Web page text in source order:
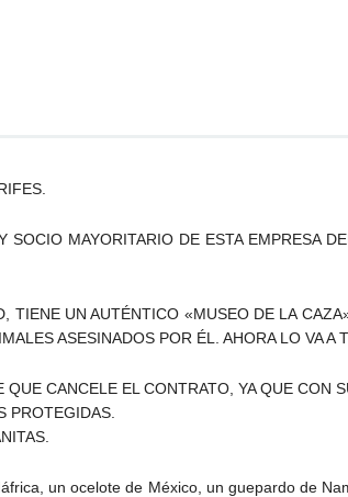
MAYORITARIO DE ESTA EMPRESA
TIENE UN AUTÉNTICO «MUSEO DE LA
ASESINADOS POR ÉL. AHORA LO VA A
CANCELE EL CONTRATO, YA QUE CON
PROTEGIDAS.
un ocelote de México, un guepardo de